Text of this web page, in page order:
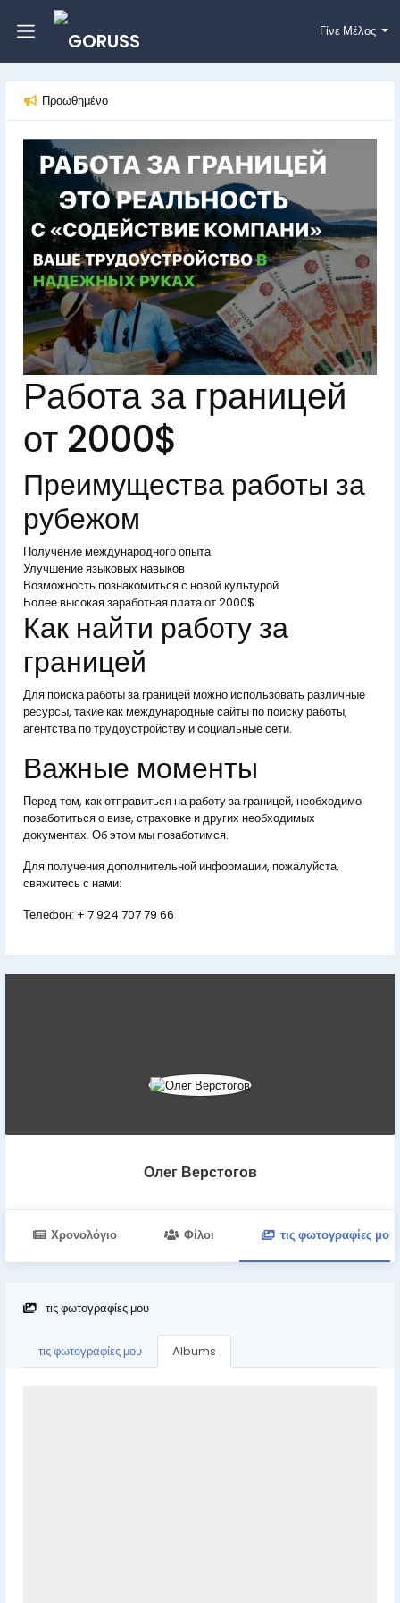
Γίνε Μέλος
Προωθημένο
Работа за границей
от 2000$
Преимущества работы за
рубежом
Получение международного опыта
Улучшение языковых навыков
Возможность познакомиться с новой культурой
Более высокая заработная плата от 2000$
Как найти работу за
границей
Для поиска работы за границей можно использовать различные
ресурсы, такие как международные сайты по поиску работы,
агентства по трудоустройству и социальные сети.
Важные моменты
Перед тем, как отправиться на работу за границей, необходимо
позаботиться о визе, страховке и других необходимых
документах. Об этом мы позаботимся.
Для получения дополнительной информации, пожалуйста,
свяжитесь с нами:
Телефон: + 7 924 707 79 66
Олег Верстогов
Χρονολόγιο Φίλοι τις φωτογραφίες μου
τις φωτογραφίες μου
τις φωτογραφίες μου Albums